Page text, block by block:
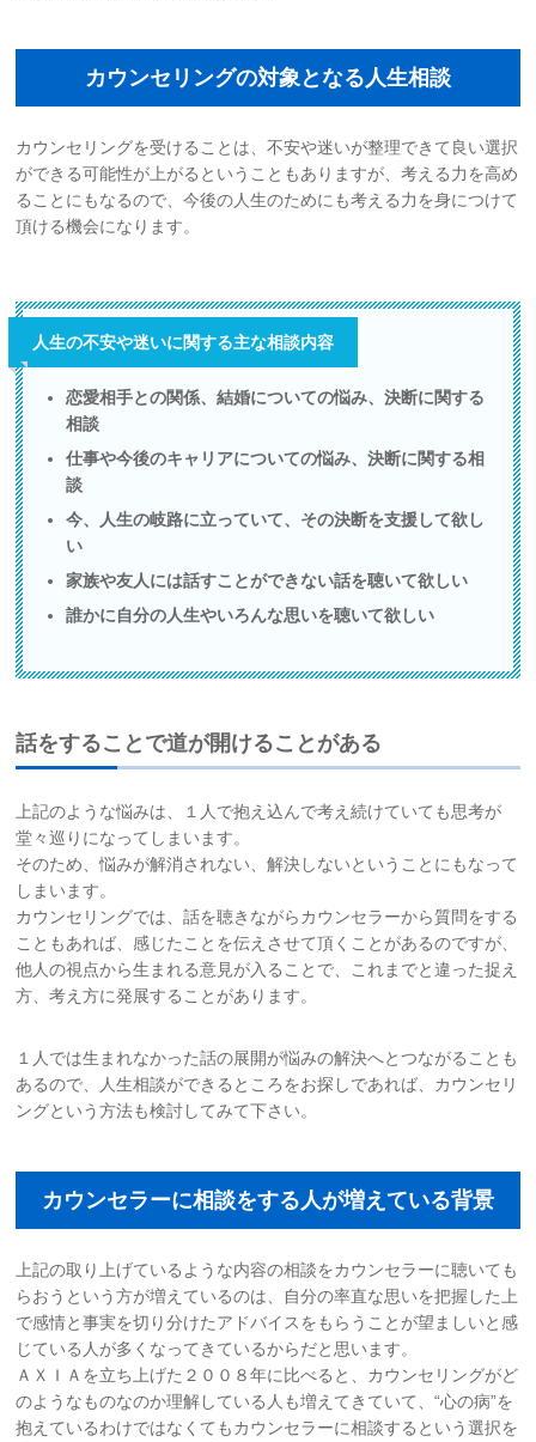
サイトマップ
リンク集
お知らせ
カウンセリングの対象となる人生相談
カウンセリングを受けることは、不安や迷いが整理できて良い選択
ができる可能性が上がるということもありますが、考える力を高め
ることにもなるので、今後の人生のためにも考える力を身につけて
頂ける機会になります。
人生の不安や迷いに関する主な相談内容
恋愛相手との関係、結婚についての悩み、決断に関する
相談
仕事や今後のキャリアについての悩み、決断に関する相
談
今、人生の岐路に立っていて、その決断を支援して欲し
い
家族や友人には話すことができない話を聴いて欲しい
誰かに自分の人生やいろんな思いを聴いて欲しい
話をすることで道が開けることがある
上記のような悩みは、１人で抱え込んで考え続けていても思考が
堂々巡りになってしまいます。
そのため、悩みが解消されない、解決しないということにもなって
しまいます。
カウンセリングでは、話を聴きながらカウンセラーから質問をする
こともあれば、感じたことを伝えさせて頂くことがあるのですが、
他人の視点から生まれる意見が入ることで、これまでと違った捉え
方、考え方に発展することがあります。
１人では生まれなかった話の展開が悩みの解決へとつながることも
あるので、人生相談ができるところをお探しであれば、カウンセリ
ングという方法も検討してみて下さい。
カウンセラーに相談をする人が増えている背景
上記の取り上げているような内容の相談をカウンセラーに聴いても
らおうという方が増えているのは、自分の率直な思いを把握した上
で感情と事実を切り分けたアドバイスをもらうことが望ましいと感
じている人が多くなってきているからだと思います。
ＡＸＩＡを立ち上げた２００８年に比べると、カウンセリングがど
のようなものなのか理解している人も増えてきていて、“心の病”を
抱えているわけではなくてもカウンセラーに相談するという選択を